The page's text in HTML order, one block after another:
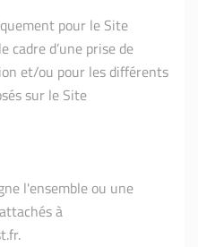
pour le Site
d’une prise de
et/ou pour les différents
sur le Site
l'ensemble ou une
à